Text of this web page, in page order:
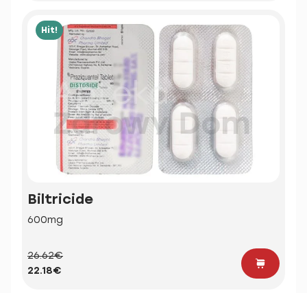
Hit!
Biltricide
600mg
26.62€
22.18€